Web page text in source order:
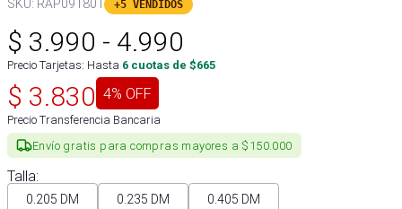
SKU: RAP091801 +5 VENDIDOS
$ 3.990 - 4.990
Precio Tarjetas: Hasta 6 cuotas de $665
$ 3.830 4% OFF
Precio Transferencia Bancaria
Envío gratis para compras mayores a $150.000
Talla:
0.205 DM 0.235 DM 0.405 DM